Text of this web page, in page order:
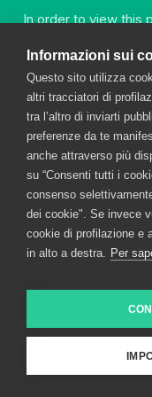
META
Log in
Entries feed
Comments feed
WordPress.org
COOKIE POLICY
Entered in the
00720670157 –
share
In order to view this
Informazioni sui
Questo sito utilizza
altri tracciatori di
tra l’altro di inviarti
preferenze da te
anche attraverso più
su “Consenti tutti i
consenso
dei cookie". Se invece
cookie di profilazione e
in alto a destra. Per